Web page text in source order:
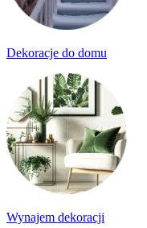
Dekoracje do domu
Wynajem dekoracji